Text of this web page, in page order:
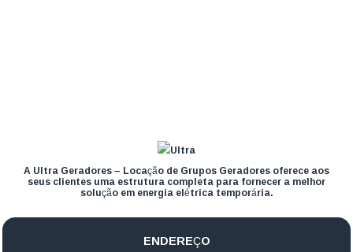
A Ultra Geradores – Locação de Grupos Geradores oferece aos
seus clientes uma estrutura completa para fornecer a melhor
solução em energia elétrica temporária.
ENDEREÇO